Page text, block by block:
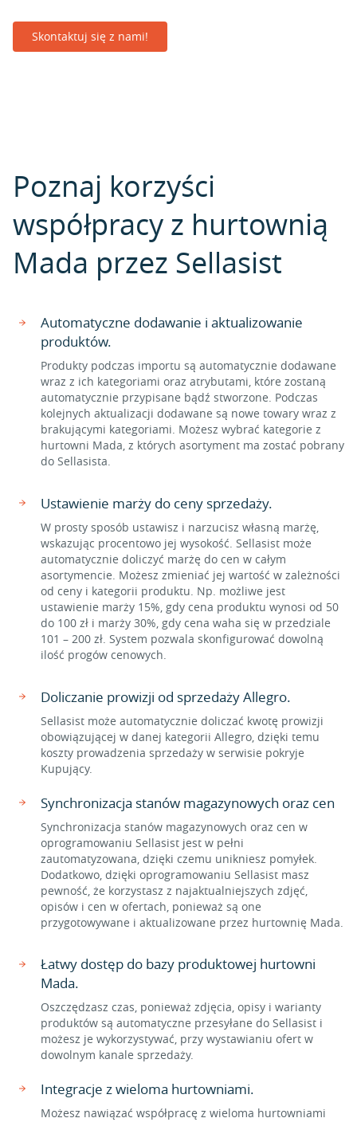
Skontaktuj się z nami!
Poznaj korzyści
współpracy z hurtownią
Mada przez Sellasist
Automatyczne dodawanie i aktualizowanie
produktów.
Produkty podczas importu są automatycznie dodawane
wraz z ich kategoriami oraz atrybutami, które zostaną
automatycznie przypisane bądź stworzone. Podczas
kolejnych aktualizacji dodawane są nowe towary wraz z
brakującymi kategoriami. Możesz wybrać kategorie z
hurtowni Mada, z których asortyment ma zostać pobrany
do Sellasista.
Ustawienie marży do ceny sprzedaży.
W prosty sposób ustawisz i narzucisz własną marżę,
wskazując procentowo jej wysokość. Sellasist może
automatycznie doliczyć marżę do cen w całym
asortymencie. Możesz zmieniać jej wartość w zależności
od ceny i kategorii produktu. Np. możliwe jest
ustawienie marży 15%, gdy cena produktu wynosi od 50
do 100 zł i marży 30%, gdy cena waha się w przedziale
101 – 200 zł. System pozwala skonfigurować dowolną
ilość progów cenowych.
Doliczanie prowizji od sprzedaży Allegro.
Sellasist może automatycznie doliczać kwotę prowizji
obowiązującej w danej kategorii Allegro, dzięki temu
koszty prowadzenia sprzedaży w serwisie pokryje
Kupujący.
Synchronizacja stanów magazynowych oraz cen
Synchronizacja stanów magazynowych oraz cen w
oprogramowaniu Sellasist jest w pełni
zautomatyzowana, dzięki czemu unikniesz pomyłek.
Dodatkowo, dzięki oprogramowaniu Sellasist masz
pewność, że korzystasz z najaktualniejszych zdjęć,
opisów i cen w ofertach, ponieważ są one
przygotowywane i aktualizowane przez hurtownię Mada.
Łatwy dostęp do bazy produktowej hurtowni
Mada.
Oszczędzasz czas, ponieważ zdjęcia, opisy i warianty
produktów są automatyczne przesyłane do Sellasist i
możesz je wykorzystywać, przy wystawianiu ofert w
dowolnym kanale sprzedaży.
Integracje z wieloma hurtowniami.
Możesz nawiązać współpracę z wieloma hurtowniami